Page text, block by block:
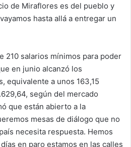
de Miraflores es del pueblo y
hasta allá a entregar un
210 salarios mínimos para poder
en junio alcanzó los
equivalente a unos 163,15
según del mercado
que están abierto a la
mesas de diálogo que no
necesita respuesta. Hemos
en paro estamos en las calles